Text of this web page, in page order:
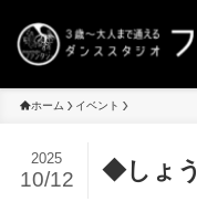
ホーム イベント
◆しょ
2025
10/12